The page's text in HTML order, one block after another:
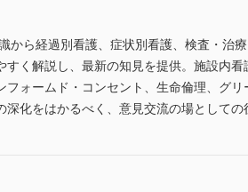
ら経過別看護、症状別看護、検査・治
く解説し、最新の知見を提供。施設内
ォームド・コンセント、生命倫理、グ
化をはかるべく、意見交流の場としての